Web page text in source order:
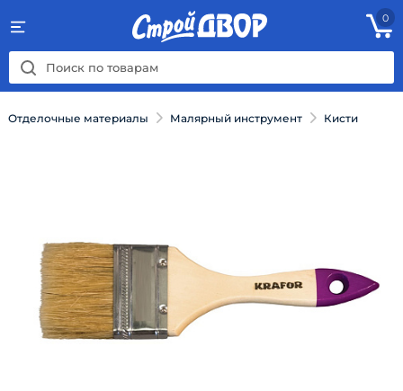
0
Отделочные материалы Малярный инструмент Кисти